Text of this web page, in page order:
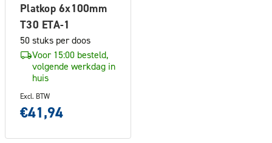
Platkop 6x100mm
T30 ETA-1
50 stuks per doos
Voor 15:00 besteld,
volgende werkdag in
huis
Excl. BTW
€41,94